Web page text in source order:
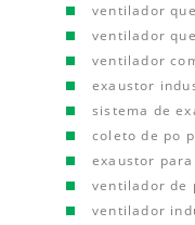
ventilador
ventilador
ventilador
exaustor
sistema de
coleto de po
exaustor
ventilador de
ventilador